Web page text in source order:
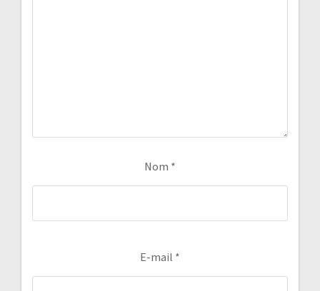
Nom *
E-mail *